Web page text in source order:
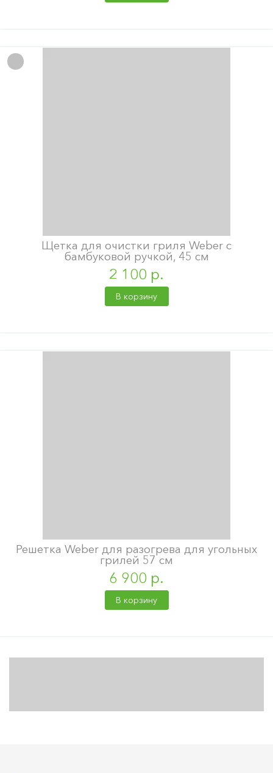
Щетка для очистки гриля Weber с
бамбуковой ручкой, 45 см
2 100 р.
В корзину
Решетка Weber для разогрева для угольных
грилей 57 см
6 900 р.
В корзину